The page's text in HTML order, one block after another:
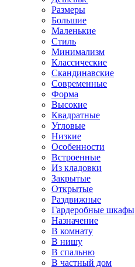
Размеры
Большие
Маленькие
Стиль
Минимализм
Классические
Скандинавские
Современные
Форма
Высокие
Квадратные
Угловые
Низкие
Особенности
Встроенные
Из кладовки
Закрытые
Открытые
Раздвижные
Гардеробные шкафы
Назначение
В комнату
В нишу
В спальню
В частный дом